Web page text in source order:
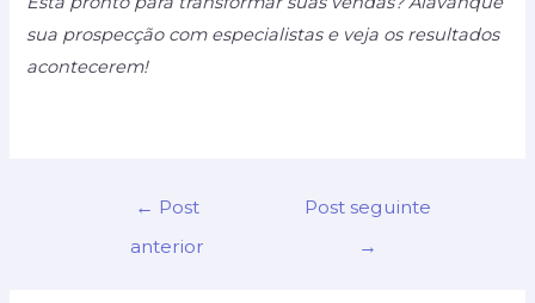
sua prospecção com especialistas e veja os resultados
acontecerem!
Navegação
← Post
anterior
Post seguinte
→